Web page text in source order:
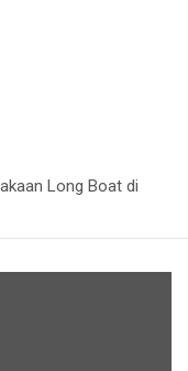
Long Boat di